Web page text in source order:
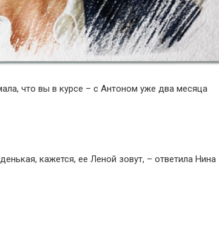
что вы в курсе – с Антоном уже два месяца
кажется, ее Леной зовут, – ответила Нина